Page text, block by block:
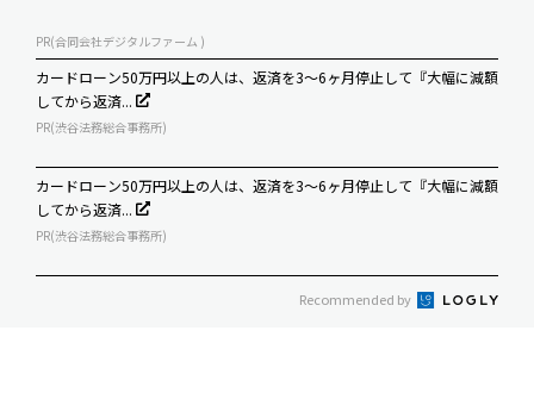
PR(合同会社デジタルファーム )
カードローン50万円以上の人は、返済を3～6ヶ月停止して『大幅に減額
してから返済...
PR(渋谷法務総合事務所)
カードローン50万円以上の人は、返済を3～6ヶ月停止して『大幅に減額
してから返済...
PR(渋谷法務総合事務所)
Recommended by